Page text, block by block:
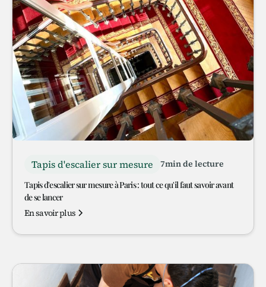
Tapis d'escalier sur mesure 7min de lecture
Tapis d'escalier sur mesure à Paris : tout ce qu'il faut savoir avant
de se lancer
En savoir plus